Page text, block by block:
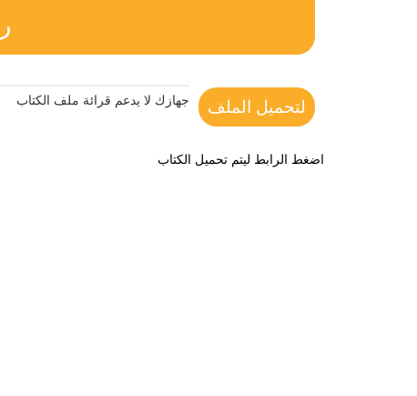
لتحميل الملف جهازك لا يدعم قرائة ملف الكتاب
اضغط الرابط ليتم تحميل الكتاب